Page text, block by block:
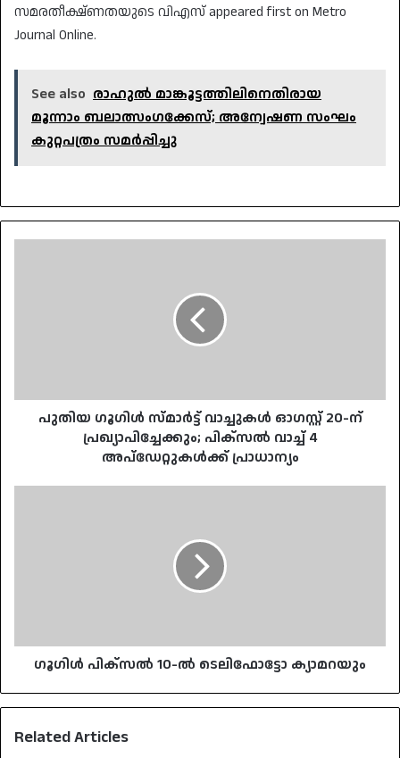
സമരതീക്ഷ്ണതയുടെ വിഎസ് appeared first on Metro
Journal Online.
See also രാഹുൽ മാങ്കൂട്ടത്തിലിനെതിരായ
മൂന്നാം ബലാത്സംഗക്കേസ്; അന്വേഷണ സംഘം
കുറ്റപത്രം സമർപ്പിച്ചു
പിക്സൽ
അപ്ഡേറ്റുകൾക്ക്
പുതിയ ഗൂഗിൾ സ്മാർട്ട് വാച്ചുകൾ ഓഗസ്റ്റ് 20-ന്
പ്രഖ്യാപിച്ചേക്കും; പിക്സൽ വാച്ച് 4
അപ്ഡേറ്റുകൾക്ക് പ്രാധാന്യം
ഗൂഗിൾ പിക്സൽ 10-ൽ ടെലിഫോട്ടോ ക്യാമറയും
Related Articles